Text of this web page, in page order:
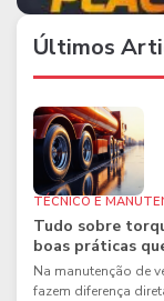
Últimos
TÉCNICO E
Tudo sobre
boas práticas
Na manutenção de
fazem diferença